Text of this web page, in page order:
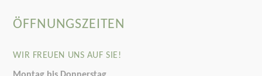
ÖFFNUNGSZEITEN
WIR FREUEN UNS AUF SIE!